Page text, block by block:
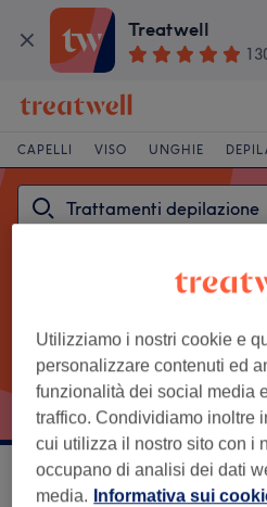
Treatwell
CAPELLI VISO UNGHIE
Trattamenti più cercati
Epilazione a cera gambe
Ordina per Qualsiasi prezzo
Utilizziamo i nostri cookie e
personalizzare contenuti ed
funzionalità dei social media
traffico. Condividiamo inoltre
cui utilizza il nostro sito con i
occupano di analisi dei dati
media. Informativa sui